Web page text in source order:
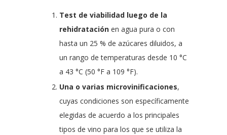
Test de viabilidad luego de la
rehidratación en agua pura o con
hasta un 25 % de azúcares diluidos, a
un rango de temperaturas desde 10 °C
a 43 °C (50 °F a 109 °F).
Una o varias microvinificaciones,
cuyas condiciones son específicamente
elegidas de acuerdo a los principales
tipos de vino para los que se utiliza la